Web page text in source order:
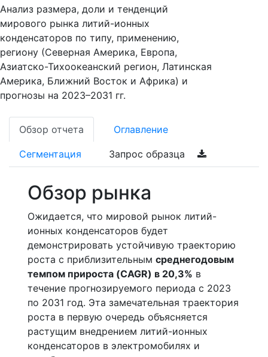
Анализ размера, доли и тенденций
мирового рынка литий-ионных
конденсаторов по типу, применению,
региону (Северная Америка, Европа,
Азиатско-Тихоокеанский регион, Латинская
Америка, Ближний Восток и Африка) и
прогнозы на 2023–2031 гг.
Обзор отчета Оглавление
Сегментация Запрос образца
Обзор рынка
Ожидается, что мировой рынок литий-
ионных конденсаторов будет
демонстрировать устойчивую траекторию
роста с приблизительным среднегодовым
темпом прироста (CAGR) в 20,3% в
течение прогнозируемого периода с 2023
по 2031 год. Эта замечательная траектория
роста в первую очередь объясняется
растущим внедрением литий-ионных
конденсаторов в электромобилях и